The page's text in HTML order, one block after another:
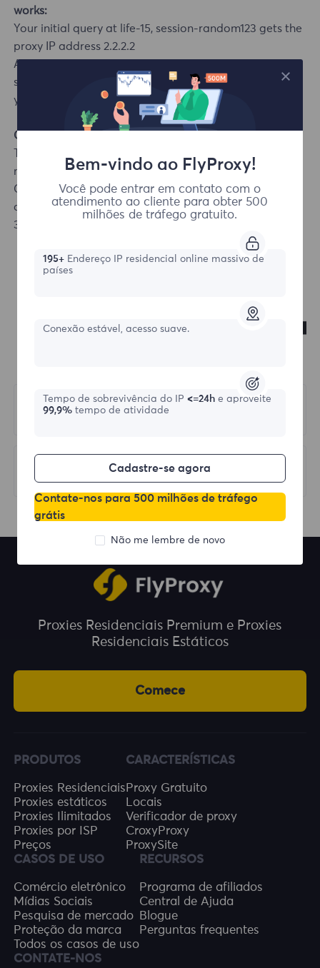
works:
Your initial query at life-15, session-random123 gets the
proxy IP address 2.2.2.2
As long as you keep sending new requests using the
same session ID within 15 minutes, the system will route
your queries through 2.2.2.2.
Code Example
new queries try to keep the same IP (session control):
CURL
curl -x username_area-DE_session-random123_life-
30:password@proxy.flyproxy.com:1212 https://api.ip.cc/
Anterior
Response Codes
Proxies Residenciais Premium e Proxies
Residenciais Estáticos
Comece
PRODUTOS
Proxies Residenciais
Proxies estáticos
Proxies Ilimitados
Proxies por ISP
Preços
CARACTERÍSTICAS
Proxy Gratuito
Locais
Verificador de proxy
CroxyProxy
ProxySite
CASOS DE USO
Comércio eletrônico
Mídias Sociais
Pesquisa de mercado
Proteção da marca
Todos os casos de uso
RECURSOS
Programa de afiliados
Central de Ajuda
Blogue
Perguntas frequentes
CONTATE-NOS
Bem-vindo ao FlyProxy!
Você pode entrar em contato com o
atendimento ao cliente para obter 500
milhões de tráfego gratuito.
195+Endereço IP residencial online massivo de
países
Conexão estável, acesso suave.
Tempo de sobrevivência do IP <=24h e aproveite
99,9%tempo de atividade
Cadastre-se agora
Contate-nos para 500 milhões de tráfego
grátis
Não me lembre de novo